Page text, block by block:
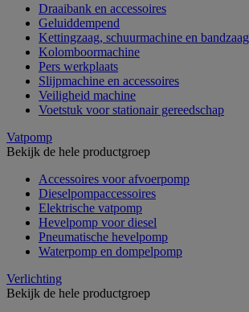
Draaibank en accessoires
Geluiddempend
Kettingzaag, schuurmachine en bandzaag
Kolomboormachine
Pers werkplaats
Slijpmachine en accessoires
Veiligheid machine
Voetstuk voor stationair gereedschap
Vatpomp
Bekijk de hele productgroep
Accessoires voor afvoerpomp
Dieselpompaccessoires
Elektrische vatpomp
Hevelpomp voor diesel
Pneumatische hevelpomp
Waterpomp en dompelpomp
Verlichting
Bekijk de hele productgroep